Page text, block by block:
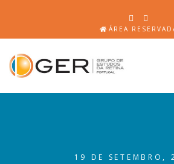
ÁREA
19 DE SETEMBRO,